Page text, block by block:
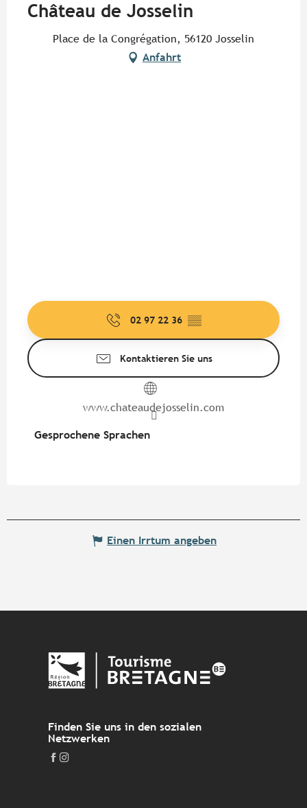
Château de Josselin
Place de la Congrégation, 56120 Josselin
Anfahrt
02 97 22 36 ▒▒
Kontaktieren Sie uns
www.chateaudejosselin.com
Gesprochene Sprachen
Gesprochene Sprachen
Einen Irrtum angeben
Finden Sie uns in den sozialen
Netzwerken